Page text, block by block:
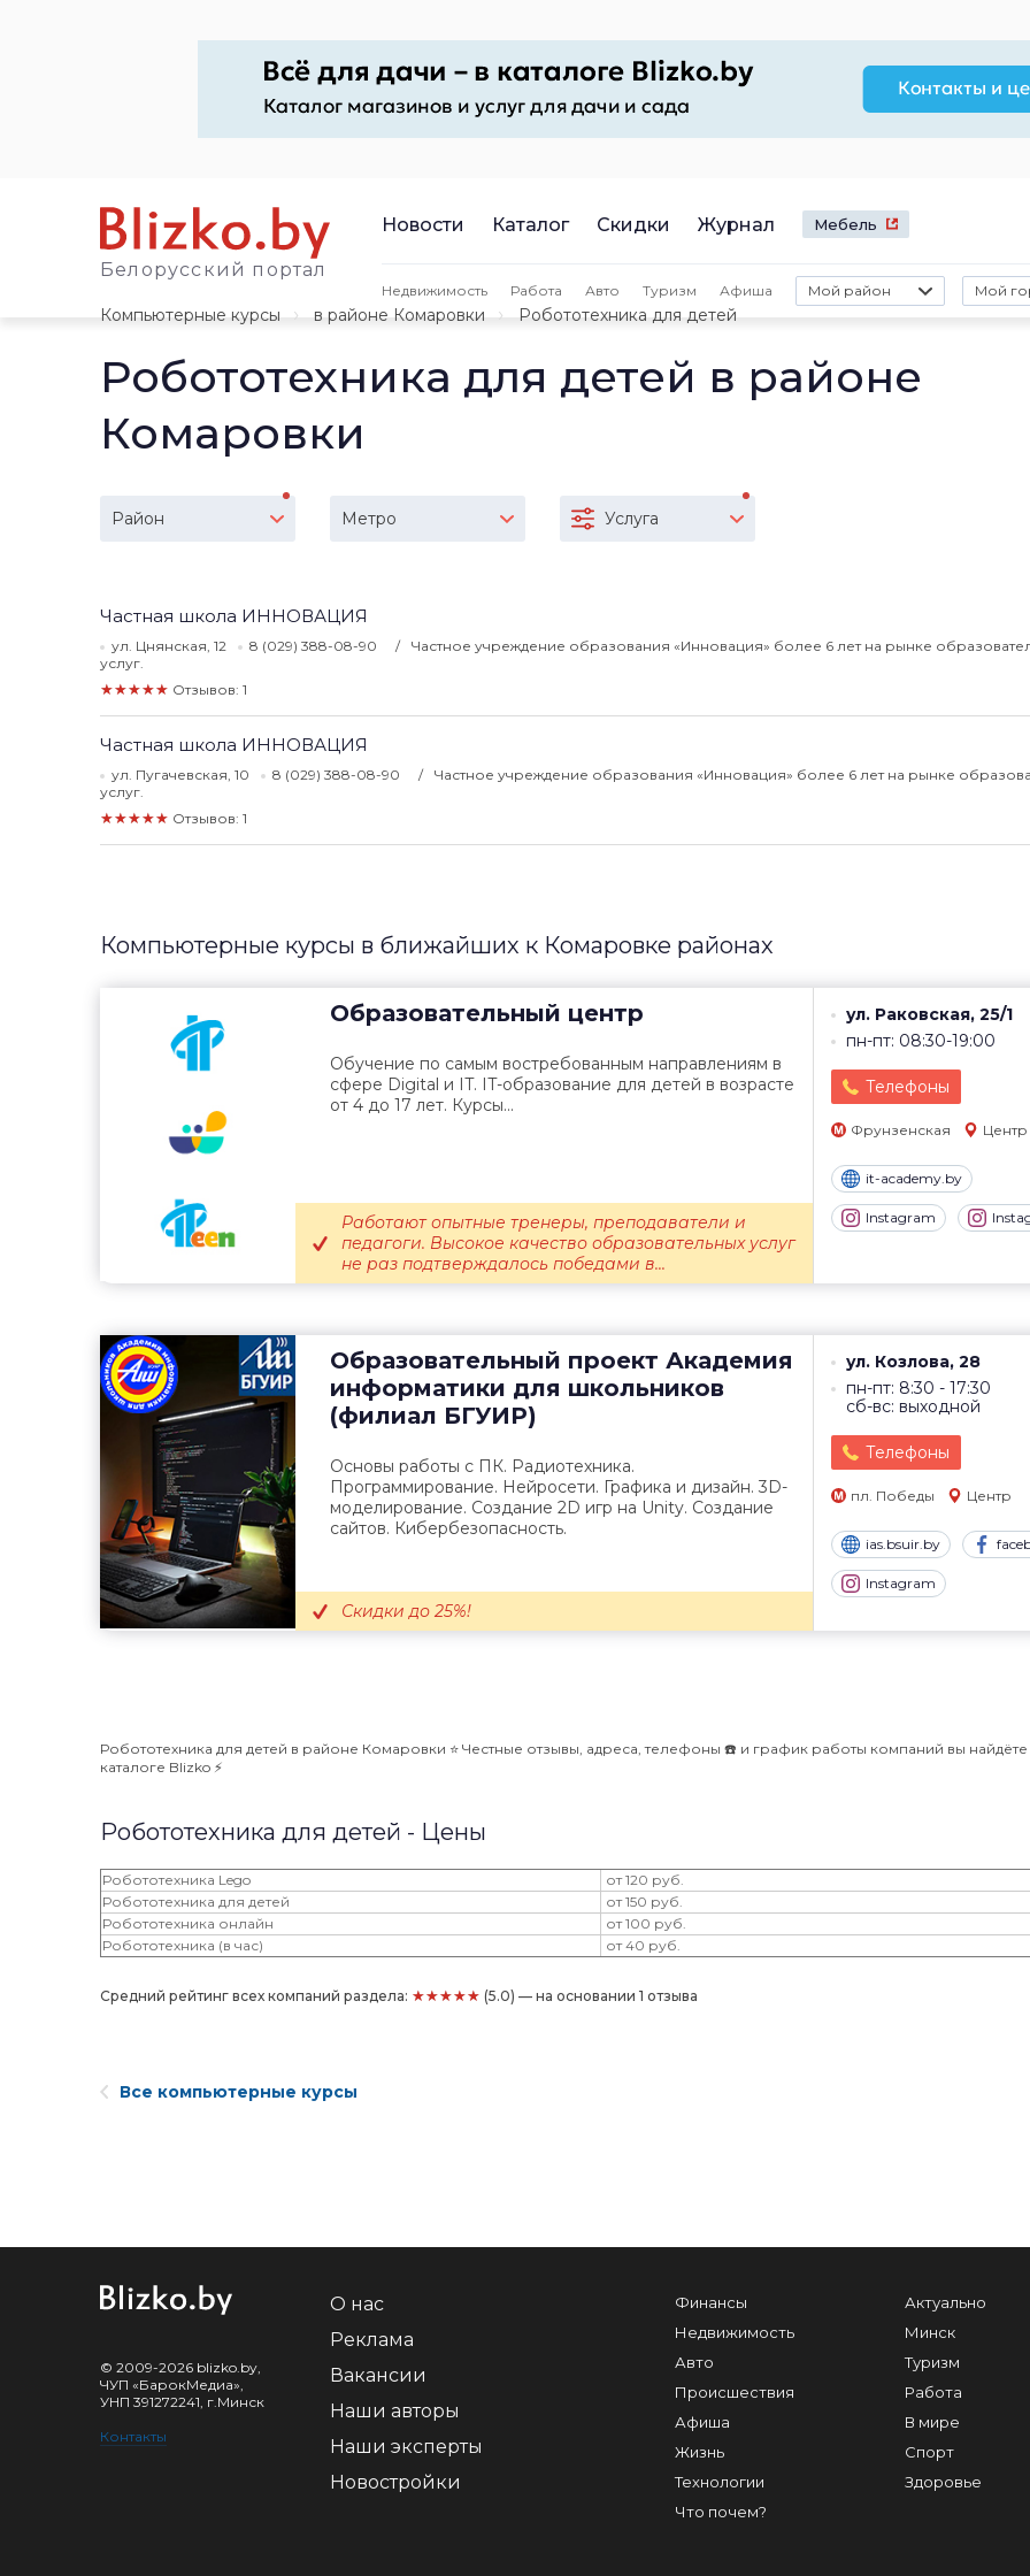
Белорусский портал
Новости Каталог Скидки Журнал Мебель
Недвижимость Работа Авто Туризм Афиша Мой район Мой
Компьютерные курсы в районе Комаровки Робототехника для детей
Робототехника для детей в районе
Комаровки
Район Метро Услуга
Частная школа ИННОВАЦИЯ
ул. Цнянская, 12 8 (029) 388-08-90
Частное учреждение образования «Инновация» более 6 лет на рынке
услуг.
★★★★★ Отзывов: 1
Частная школа ИННОВАЦИЯ
ул. Пугачевская, 10 8 (029) 388-08-90
Частное учреждение образования «Инновация» более 6 лет на рынке
услуг.
★★★★★ Отзывов: 1
Компьютерные курсы в ближайших к Комаровке районах
Образовательный центр
ул. Раковская, 25/1
пн-пт: 08:30-19:00
Телефоны
Фрунзенская Центр
it-academy.by
Instagram
Обучение по самым востребованным направлениям в
сфере Digital и IT. IT-образование для детей в возрасте
от 4 до 17 лет. Курсы...
Работают опытные тренеры, преподаватели и
педагоги. Высокое качество образовательных услуг
не раз подтверждалось победами в...
Образовательный проект Академия
информатики для школьников
(филиал БГУИР)
ул. Козлова, 28
пн-пт: 8:30 - 17:30
сб-вс: выходной
Телефоны
пл. Победы Центр
ias.bsuir.by
Instagram
Основы работы с ПК. Радиотехника.
Программирование. Нейросети. Графика и дизайн. 3D-
моделирование. Создание 2D игр на Unity. Создание
сайтов. Кибербезопасность.
Скидки до 25%!
Робототехника для детей в районе Комаровки ⭐️ Честные отзывы, адреса, телефоны ☎️ и график работы компаний вы найдёте
каталоге Blizko ⚡️
Робототехника для детей - Цены
Робототехника Lego
от 120 руб.
Робототехника для детей
от 150 руб.
Робототехника онлайн
от 100 руб.
Робототехника (в час)
от 40 руб.
Средний рейтинг всех компаний раздела: ★★★★★ (5.0) — на основании 1 отзыва
Все компьютерные курсы
© 2009-2026 blizko.by,
ЧУП «БарокМедиа»,
УНП 391272241, г.Минск
Контакты
О нас
Реклама
Вакансии
Наши авторы
Наши эксперты
Новостройки
Финансы
Недвижимость
Авто
Происшествия
Афиша
Жизнь
Технологии
Что почем?
Актуально
Минск
Туризм
Работа
В мире
Спорт
Здоровье